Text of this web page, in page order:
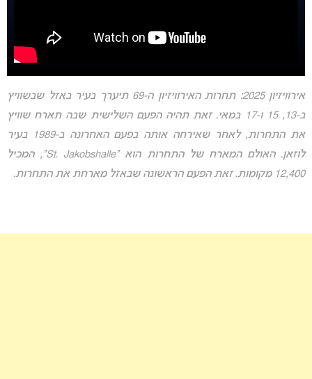
אירוויזיון 2025: תחרות האירוויזיון ה-69 תיערך בעיר באזל שבשוויץ
ב-13, 15 ו-17 במאי. זאת תהיה הפעם השלישית שבה תארח שוויץ
את התחרות, לאחר שאירחה אותה בפעם האחרונה ב-1989 בעיר
לוזאן. האולם המארח של התחרות הוא “St. Jakobshalle”, המכיל
12,400 מקומות. זאת הפעם הראשונה שבאזל מארחת את התחרות.